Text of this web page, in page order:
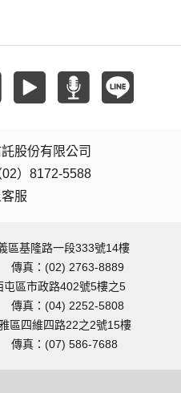
股份有限公司
）8172-5588
服
區基隆路一段333號14樓
傳真：(02) 2763-8889
區市政路402號5樓之5
傳真：(04) 2252-5808
區四維四路22之2號15樓
傳真：(07) 586-7688